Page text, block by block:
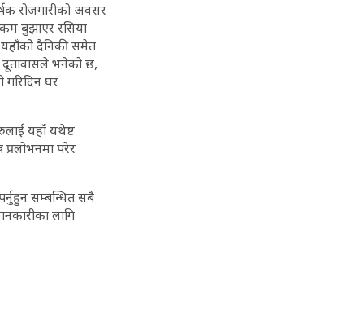
रोजगारीको अवसर
बुझाएर रसिया
दैनिकी समेत
दूतावासले भनेको छ,
गरिदिन घर
यहाँ यथेष्ट
परेर
सम्बन्धित सबै
लागि